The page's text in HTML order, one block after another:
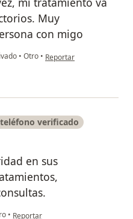
Muy
con migo
• Otro • en opinión del usuario J
Reportar
verificado
en sus
• en opinión del usuario J. A. CH. A.
Reportar